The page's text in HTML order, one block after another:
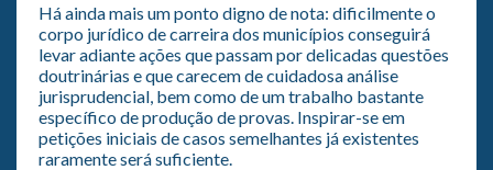
Há ainda mais um ponto digno de nota: dificilmente o
corpo jurídico de carreira dos municípios conseguirá
levar adiante ações que passam por delicadas questões
doutrinárias e que carecem de cuidadosa análise
jurisprudencial, bem como de um trabalho bastante
específico de produção de provas. Inspirar-se em
petições iniciais de casos semelhantes já existentes
raramente será suficiente.